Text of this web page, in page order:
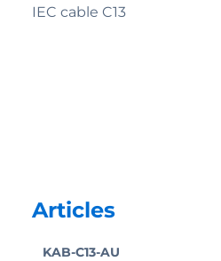
IEC cable C13
Articles
KAB-C13-AU